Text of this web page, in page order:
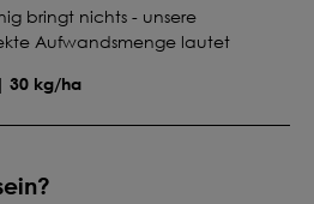
bringt nichts - unsere
Aufwandsmenge lautet
30 kg/ha